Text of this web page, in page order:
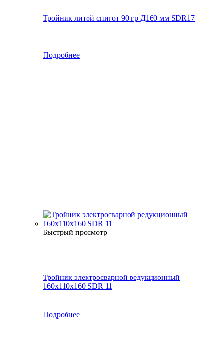
Тройник литой спигот 90 гр Д160 мм SDR17
Подробнее
Быстрый просмотр
Тройник электросварной редукционный
160х110х160 SDR 11
Подробнее